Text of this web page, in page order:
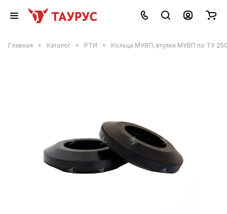
Главная Каталог РТИ Кольца МУВП, втулки МУВП по ТУ